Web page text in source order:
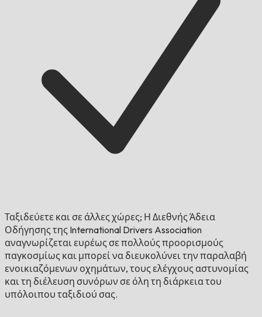
Ταξιδεύετε και σε άλλες χώρες; Η Διεθνής Άδεια
Οδήγησης της International Drivers Association
αναγνωρίζεται ευρέως σε πολλούς προορισμούς
παγκοσμίως και μπορεί να διευκολύνει την παραλαβή
ενοικιαζόμενων οχημάτων, τους ελέγχους αστυνομίας
και τη διέλευση συνόρων σε όλη τη διάρκεια του
υπόλοιπου ταξιδιού σας.